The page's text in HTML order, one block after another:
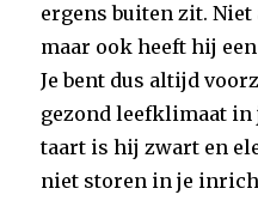
ergens buiten zit.
maar ook heeft hij
Je bent dus altijd
gezond leefklimaat in
taart is hij zwart en
niet storen in je